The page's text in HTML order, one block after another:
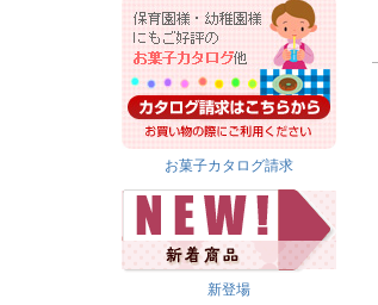
お菓子カタログ請求
新登場